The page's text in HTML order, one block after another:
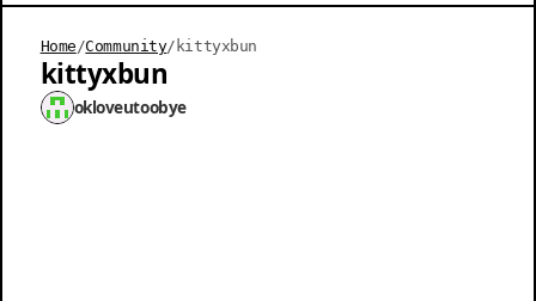
Home /Community/ kittyxbun
kittyxbun
okloveutoobye